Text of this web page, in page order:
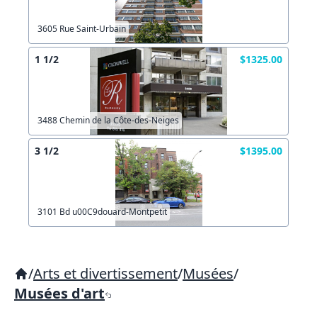
3605 Rue Saint-Urbain
1 1/2 $1325.00
3488 Chemin de la Côte-des-Neiges
3 1/2 $1395.00
3101 Bd u00C9douard-Montpetit
/Arts et divertissement/Musées/
Musées d'art